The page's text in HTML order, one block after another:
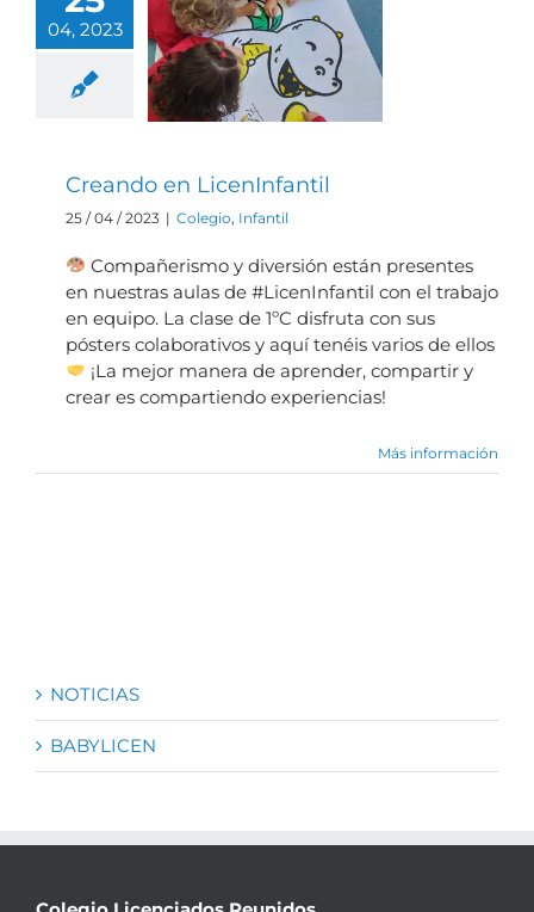
04, 2023
Creando en
LicenInfantil
Creando en LicenInfantil
25 / 04 / 2023 | Colegio, Infantil
Compañerismo y diversión están presentes
en nuestras aulas de #LicenInfantil con el trabajo
en equipo. La clase de 1ºC disfruta con sus
pósters colaborativos y aquí tenéis varios de ellos
¡La mejor manera de aprender, compartir y
crear es compartiendo experiencias!
Más información
NOTICIAS
BABYLICEN